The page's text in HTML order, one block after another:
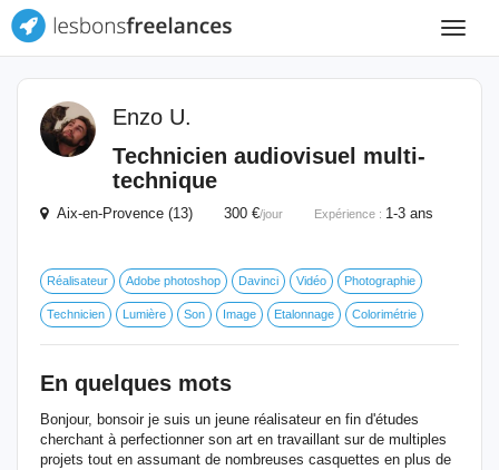
Toggle
Enzo U.
Technicien audiovisuel multi-
technique
Aix-en-Provence (13) 300 €/jour Expérience : 1-3 ans
Réalisateur Adobe photoshop Davinci Vidéo Photographie
Technicien Lumière Son Image Etalonnage Colorimétrie
En quelques mots
Bonjour, bonsoir je suis un jeune réalisateur en fin d'études
cherchant à perfectionner son art en travaillant sur de multiples
projets tout en assumant de nombreuses casquettes en plus de